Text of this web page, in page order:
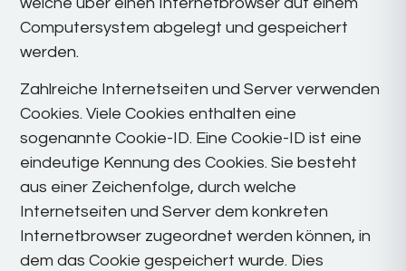
Computersystem abgelegt und gespeichert
werden.
Zahlreiche Internetseiten und Server verwenden
Cookies. Viele Cookies enthalten eine
sogenannte Cookie-ID. Eine Cookie-ID ist eine
eindeutige Kennung des Cookies. Sie besteht
aus einer Zeichenfolge, durch welche
Internetseiten und Server dem konkreten
Internetbrowser zugeordnet werden können, in
dem das Cookie gespeichert wurde. Dies